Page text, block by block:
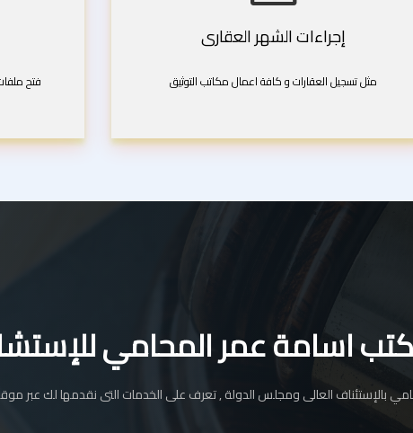
إجراءات الشهر العقارى
مثل تسجيل العقارات و كافة اعمال مكاتب التوثيق فتح
اسامة عمر المحامي
بالإستئناف العالى ومجلس الدولة , تعرف على الخدمات التى نقدمها لك عبر